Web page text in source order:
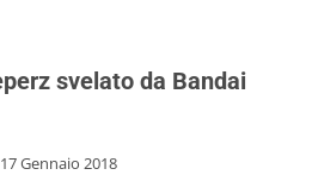
svelato da Bandai
17 Gennaio 2018